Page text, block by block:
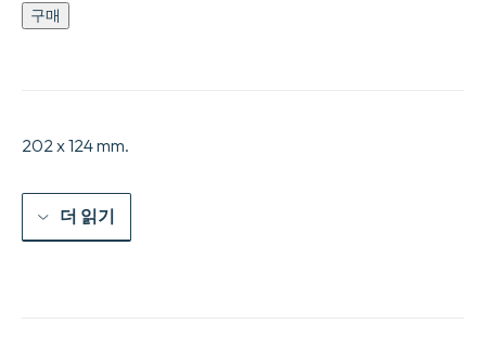
수
량
구매
202 x 124 mm.
더 읽기